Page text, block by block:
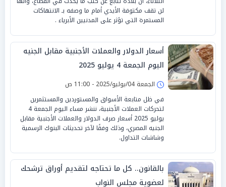
لن تقف مكتوفة الأيدي أمام ما وصفه بـ الانتهاكات
المستمرة التي تؤثر على المدنيين الأبرياء .
أسعار الدولار والعملات الأجنبية مقابل الجنيه
اليوم الجمعة 4 يوليو 2025
الجمعة 04/يوليو/2025 - 11:00 ص
في ظل متابعة الأسواق والمستوردين والمستثمرين
لتحركات العملات الأجنبية، ننشر مساء اليوم الجمعة 4
يوليو 2025 أسعار صرف الدولار والعملات الأجنبية مقابل
الجنيه المصري، وذلك وفقًا لآخر تحديثات البنوك الرسمية
وشاشات التداول.
بالقانون.. كل ما تحتاجه لتقديم أوراق ترشحك
لعضوية مجلس النواب